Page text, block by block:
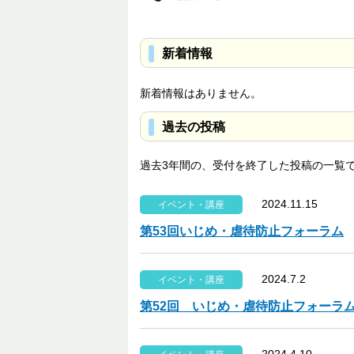
新着情報
新着情報はありません。
過去の投稿
過去3年間の、受付を終了した投稿の一覧で
イベント・講座 2024.11.15
第53回いじめ・虐待防止フォーラム
イベント・講座 2024.7.2
第52回 いじめ・虐待防止フォーラ